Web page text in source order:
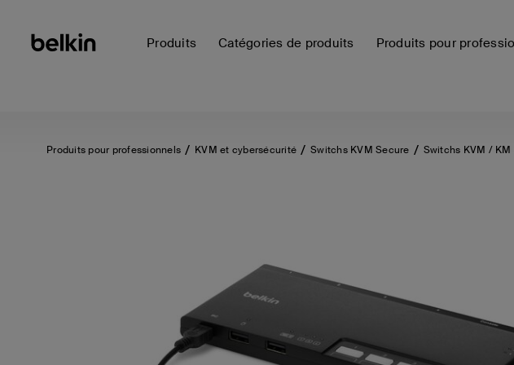
Produits Catégories de produits Produits pour
Produits pour professionnels KVM et cybersécurité Switchs KVM Secure Switchs KVM /